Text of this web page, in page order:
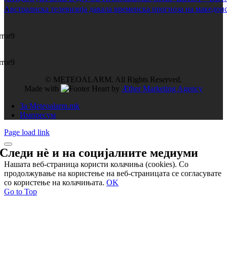
Австралиска телевизија давала временска прогноза на
© METEOALARM. All Rights Reserved.
Made with
by Æther Marketing Agency
За Meteoalarm.mk
Импресум
Page load link
Следи нѐ и насоцијалните медиуми
Нашата веб-страница користи колачиња (cookies). Со
продолжување на користење на веб-страницата се согласувате
со користење на колачињата. OK
Go to Top